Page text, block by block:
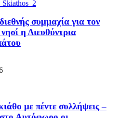
συμμαχία για τον
η Διευθύντρια
με πέντε συλλήψεις –